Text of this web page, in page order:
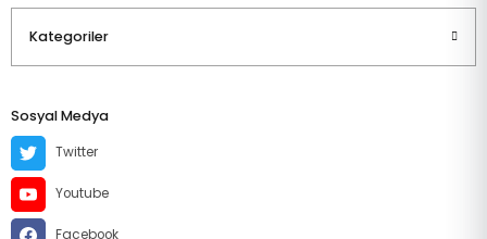
Kategoriler
Sosyal Medya
Twitter
Youtube
Facebook